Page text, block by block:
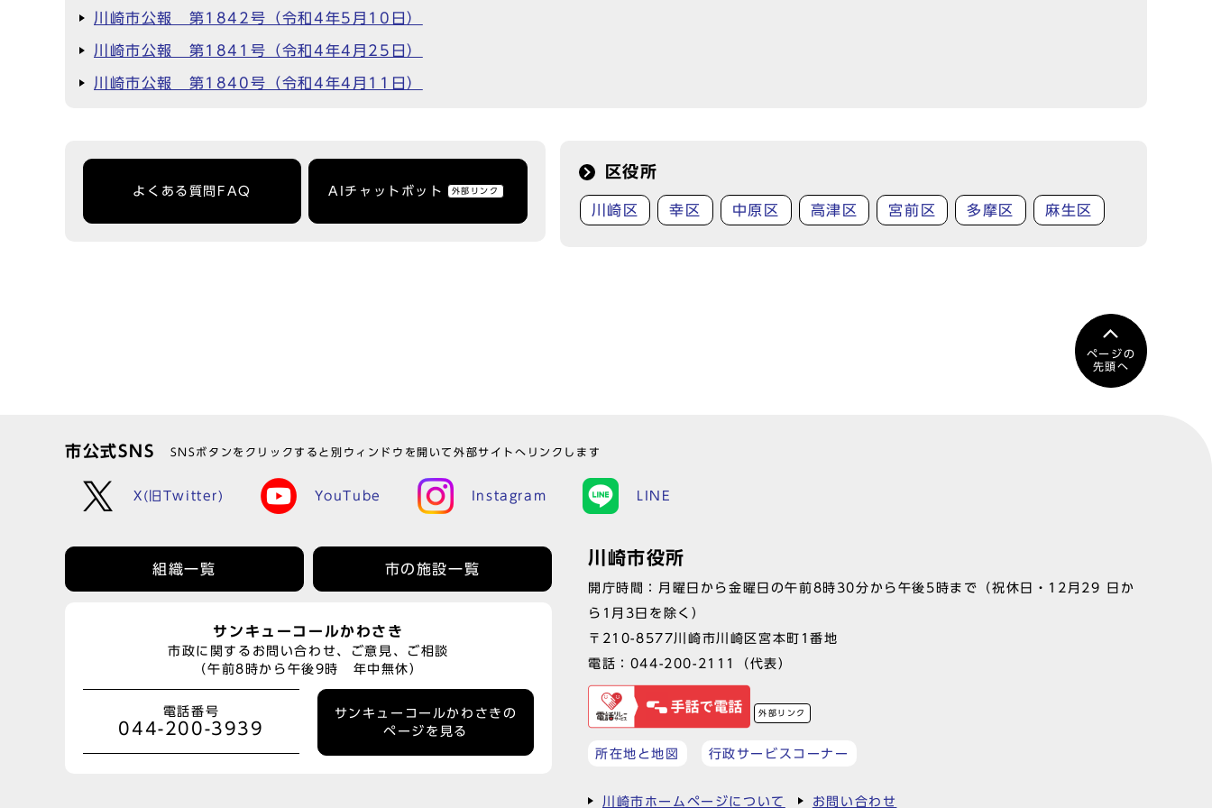
川崎市公報 第1842号（令和4年5月10日）
川崎市公報 第1841号（令和4年4月25日）
川崎市公報 第1840号（令和4年4月11日）
よくある質問FAQ AIチャットボット 外部リンク
区役所
川崎区 幸区 中原区 高津区 宮前区 多摩区 麻生区
ページの
先頭へ
市公式SNS SNSボタンをクリックすると別ウィンドウを開いて外部サイトへリンクします
X(旧Twitter) YouTube Instagram LINE
組織一覧 市の施設一覧
サンキューコールかわさき
市政に関するお問い合わせ、ご意見、ご相談
（午前8時から午後9時 年中無休）
電話番号
044-200-3939
サンキューコールかわさきの
ページを見る
川崎市役所
開庁時間：月曜日から金曜日の午前8時30分から午後5時まで（祝休日・12月29 日か
ら1月3日を除く）
〒210-8577川崎市川崎区宮本町1番地
電話： 044-200-2111 （代表）
外部リンク
所在地と地図 行政サービスコーナー
川崎市ホームページについて お問い合わせ